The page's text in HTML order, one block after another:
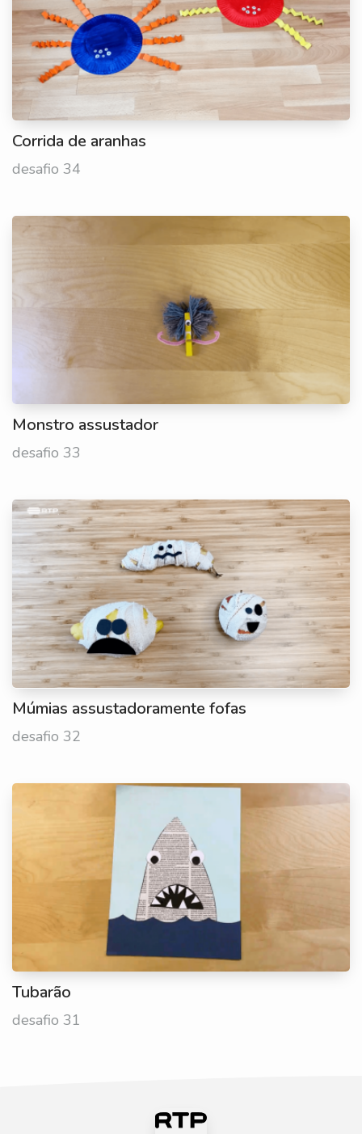
Corrida de aranhas
desafio 34
Monstro assustador
desafio 33
Múmias assustadoramente fofas
desafio 32
Tubarão
desafio 31